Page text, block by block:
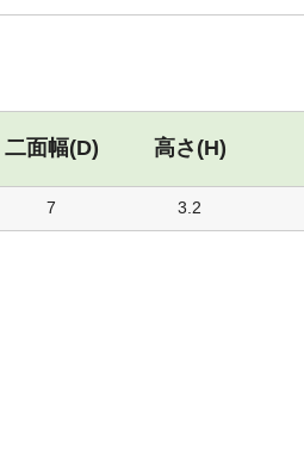
二面幅(D) 高さ(H)
7 3.2